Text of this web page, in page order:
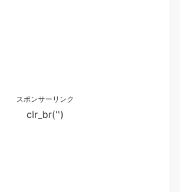
スポンサーリンク
clr_br('')